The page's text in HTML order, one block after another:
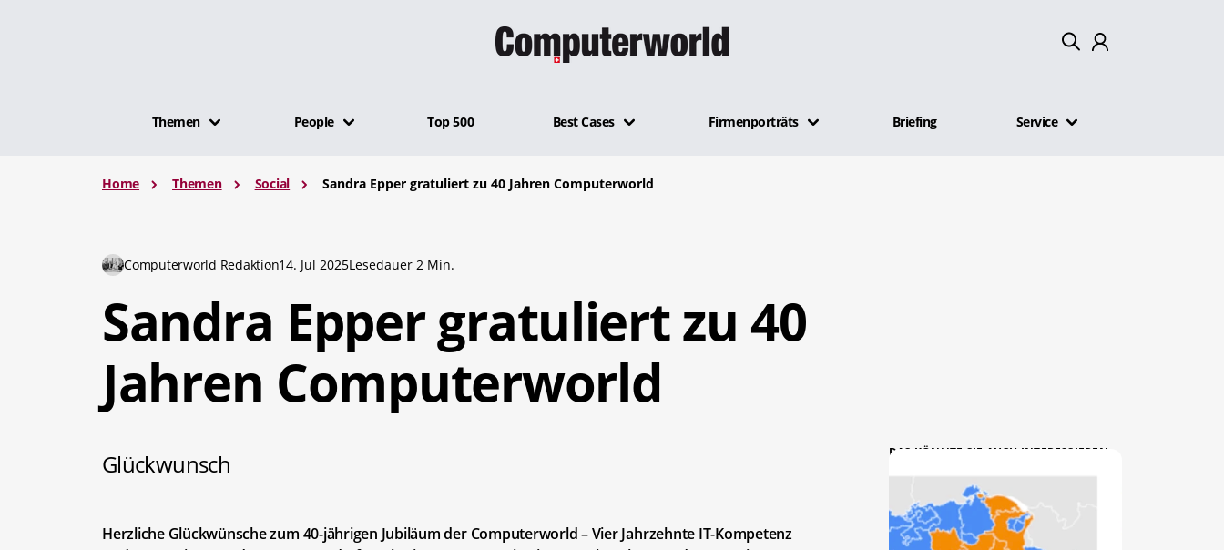
Themen People Top 500 Best Cases Firmenporträts Briefing Service
Home Themen Social Sandra Epper gratuliert zu 40 Jahren Computerworld
Computerworld Redaktion14. Jul 2025Lesedauer 2 Min.
Sandra Epper gratuliert zu 40
Jahren Computerworld
Glückwunsch
Herzliche Glückwünsche zum 40-jährigen Jubiläum der Computerworld – Vier Jahrzehnte IT-Kompetenz
DAS KÖNNTE SIE AUCH INTERESSIEREN: